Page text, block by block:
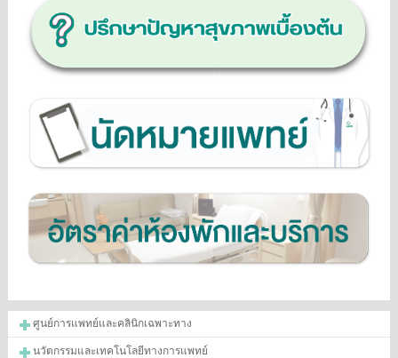
ศูนย์การแพทย์และคลินิกเฉพาะทาง
นวัตกรรมและเทคโนโลยีทางการแพทย์